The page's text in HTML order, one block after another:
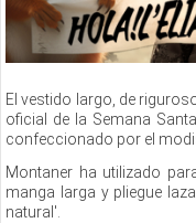
El vestido largo, de
oficial de la Semana
confeccionado por el
Montaner ha utilizado
manga larga y pliegue
natural'.